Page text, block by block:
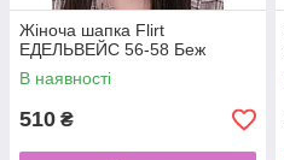
Жіноча шапка Flirt
ЕДЕЛЬВЕЙС 56-58 Беж
В наявності
510 ₴